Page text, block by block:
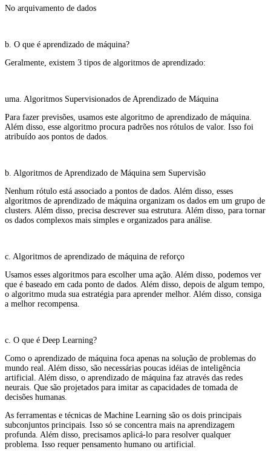
No arquivamento de dados
b. O que é aprendizado de máquina?
Geralmente, existem 3 tipos de algoritmos de aprendizado:
uma. Algoritmos Supervisionados de Aprendizado de Máquina
Para fazer previsões, usamos este algoritmo de aprendizado de máquina.
Além disso, esse algoritmo procura padrões nos rótulos de valor. Isso foi
atribuído aos pontos de dados.
b. Algoritmos de Aprendizado de Máquina sem Supervisão
Nenhum rótulo está associado a pontos de dados. Além disso, esses
algoritmos de aprendizado de máquina organizam os dados em um grupo de
clusters. Além disso, precisa descrever sua estrutura. Além disso, para tornar
os dados complexos mais simples e organizados para análise.
c. Algoritmos de aprendizado de máquina de reforço
Usamos esses algoritmos para escolher uma ação. Além disso, podemos ver
que é baseado em cada ponto de dados. Além disso, depois de algum tempo,
o algoritmo muda sua estratégia para aprender melhor. Além disso, consiga
a melhor recompensa.
c. O que é Deep Learning?
Como o aprendizado de máquina foca apenas na solução de problemas do
mundo real. Além disso, são necessárias poucas idéias de inteligência
artificial. Além disso, o aprendizado de máquina faz através das redes
neurais. Que são projetados para imitar as capacidades de tomada de
decisões humanas.
As ferramentas e técnicas de Machine Learning são os dois principais
subconjuntos principais. Isso só se concentra mais na aprendizagem
profunda. Além disso, precisamos aplicá-lo para resolver qualquer
problema. Isso requer pensamento humano ou artificial.